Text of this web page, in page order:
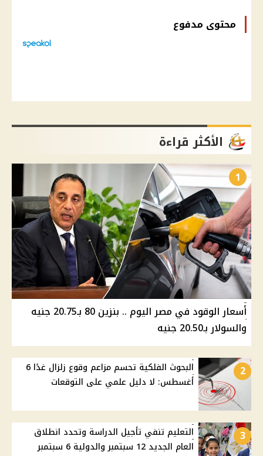
محتوى مدفوع
الأكثر قراءة
1
أسعار الوقود في مصر اليوم .. بنزين 80 بـ20.75 جنيه
والسولار بـ20.50 جنيه
2
البحوث الفلكية تحسم مزاعم وقوع زلزال غدًا 6
أغسطس: لا دليل علمي على التوقعات
3
التعليم تنفي تأجيل الدراسة وتحدد انطلاق
العام الجديد 12 سبتمبر والدولية 6 سبتمبر